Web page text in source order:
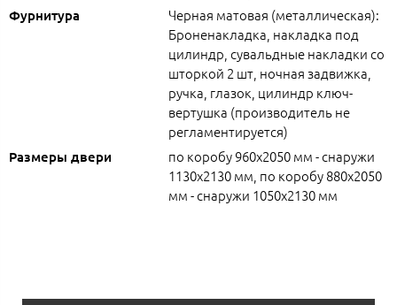
Фурнитура
Черная матовая (металлическая):
Броненакладка, накладка под
цилиндр, сувальдные накладки со
шторкой 2 шт, ночная задвижка,
ручка, глазок, цилиндр ключ-
вертушка (производитель не
регламентируется)
Размеры двери
по коробу 960х2050 мм - снаружи
1130х2130 мм, по коробу 880х2050
мм - снаружи 1050х2130 мм